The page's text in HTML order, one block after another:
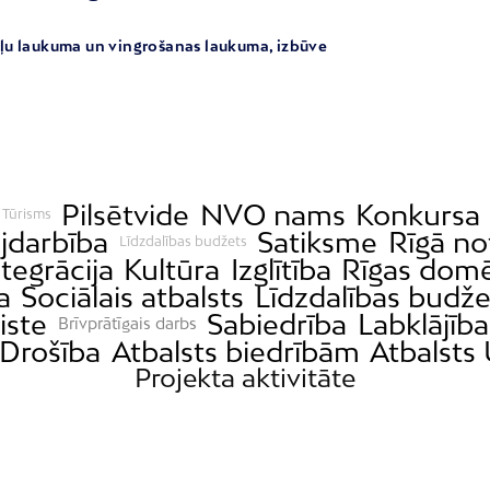
laukuma un vingrošanas laukuma, izbūve
Tūrisms Pilsētvide NVO nams
Līdzdalības budžets Satiksme Rīgā
Kultūra Izglītība Rīgas
Sociālais atbalsts Līdzdalības
Brīvprātīgais darbs Sabiedrība Labklājība
Atbalsts biedrībām Atbalsts
Projekta aktivitāte